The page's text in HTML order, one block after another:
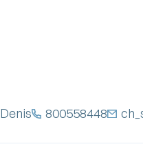
800558448